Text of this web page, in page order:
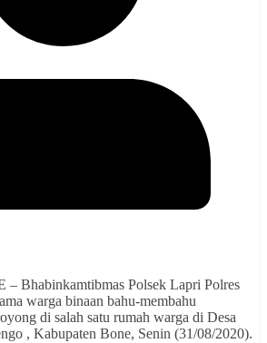
– Bhabinkamtibmas Polsek Lapri Polres
warga binaan bahu-membahu
di salah satu rumah warga di Desa
, Kabupaten Bone, Senin (31/08/2020).